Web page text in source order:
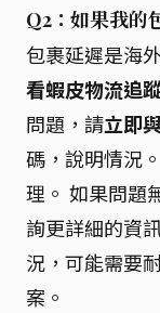
Q2：如果我的
包裹延遲是海
看蝦皮物流追
問題，請立即
碼，說明情況
理。 如果問題
詢更詳細的資
況，可能需要
案。